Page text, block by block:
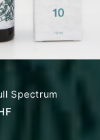
Spectrum